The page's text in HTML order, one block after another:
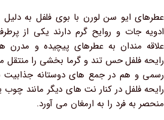
عطرهای ایو سن لورن با بوی فلفل به
ادویه‌ جات و روایح گرم دارند یکی از
علاقه‌ مندان به عطرهای پیچیده و مدرن
رایحه فلفل حس تند و گرما بخشی را
رسمی و هم در جمع‌ های دوستانه جذابیت
رایحه فلفل در کنار نت‌ های دیگر مانند چوب
منحصر به فرد را به ارمغان می‌ آورد.